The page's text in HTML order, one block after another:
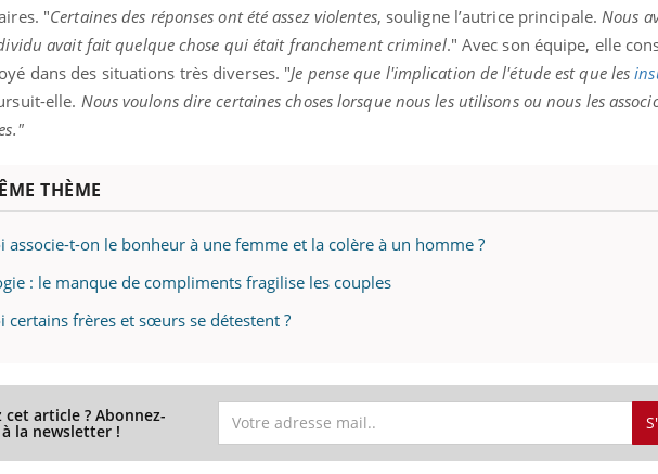
"Certaines des réponses ont été assez violentes, souligne l’autrice principale. Nous
avait fait quelque chose qui était franchement criminel." Avec son équipe, elle
dans des situations très diverses. "Je pense que l'implication de l'étude est que les
elle. Nous voulons dire certaines choses lorsque nous les utilisons ou nous les
THÈME
associe-t-on le bonheur à une femme et la colère à un homme ?
: le manque de compliments fragilise les couples
certains frères et sœurs se détestent ?
cet article ? Abonnez-
la newsletter !